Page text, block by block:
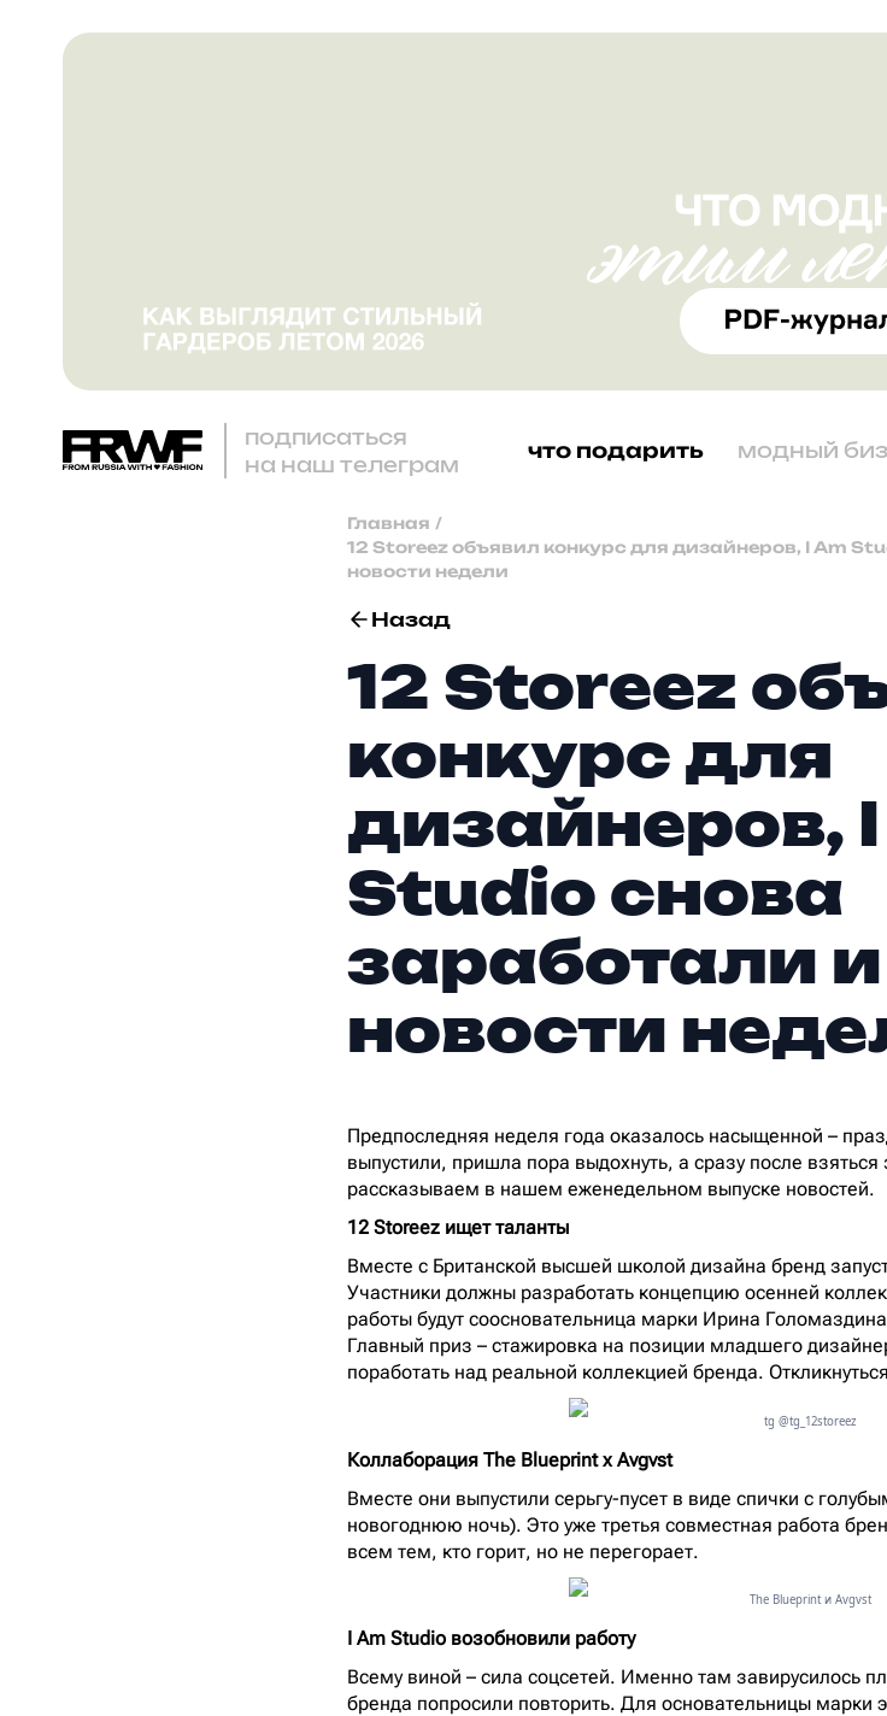
подписаться
на наш телеграм
что подарить модный
Главная /
12 Storeez объявил конкурс для дизайнеров, I Am
новости недели
Назад
12 Storeez
конкурс для
дизайнеров,
Studio снова
заработали
новости
Предпоследняя неделя года оказалось насыщенной –
выпустили, пришла пора выдохнуть, а сразу после
рассказываем в нашем еженедельном выпуске новостей.
12 Storeez ищет таланты
Вместе с Британской высшей школой дизайна бренд
Участники должны разработать концепцию осенней
работы будут соосновательница марки Ирина
Главный приз – стажировка на позиции младшего
поработать над реальной коллекцией бренда.
tg @tg_12storeez
Коллаборация The Blueprint x Avgvst
Вместе они выпустили серьгу-пусет в виде спички с
новогоднюю ночь). Это уже третья совместная работа
всем тем, кто горит, но не перегорает.
The Blueprint и Avgvst
I Am Studio возобновили работу
Всему виной – сила соцсетей. Именно там завирусилось
бренда попросили повторить. Для основательницы марки